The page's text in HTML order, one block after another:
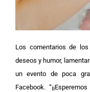
Los comentarios de
deseos y humor,
un evento de poca
Facebook.